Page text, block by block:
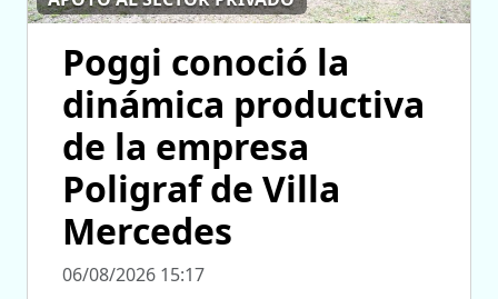
Poggi conoció la
dinámica productiva
de la empresa
Poligraf de Villa
Mercedes
06/08/2026 15:17